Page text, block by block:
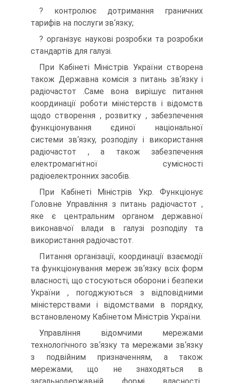
? контролює дотримання граничних
тарифів на послуги зв‘язку;
? організує наукові розробки та розробки
стандартів для галузі.
При Кабінеті Міністрів України створена
також Державна комісія з питань зв‘язку і
радіочастот .Саме вона вирішує питання
координації роботи міністерств і відомств
щодо створення , розвитку , забезпечення
функціонування єдиної національної
системи зв‘язку, розподілу і використання
радіочастот , а також забезпечення
електромагнітної сумісності
радіоелектронних засобів.
При Кабінеті Міністрів Укр. Функціонує
Головне Управління з питань радіочастот ,
яке є центральним органом державної
виконавчої влади в галузі розподілу та
використання радіочастот.
Питання організації, координації взаємодії
та функціонування мереж зв‘язку всіх форм
власності, що стосуються оборони і безпеки
України , погоджуються з відповідними
міністерствами і відомствами в порядку,
встановленому Кабінетом Міністрів України.
Управління відомчими мережами
технологічного зв‘язку та мережами зв‘язку
з подвійним призначенням, а також
мережами, що не знаходяться в